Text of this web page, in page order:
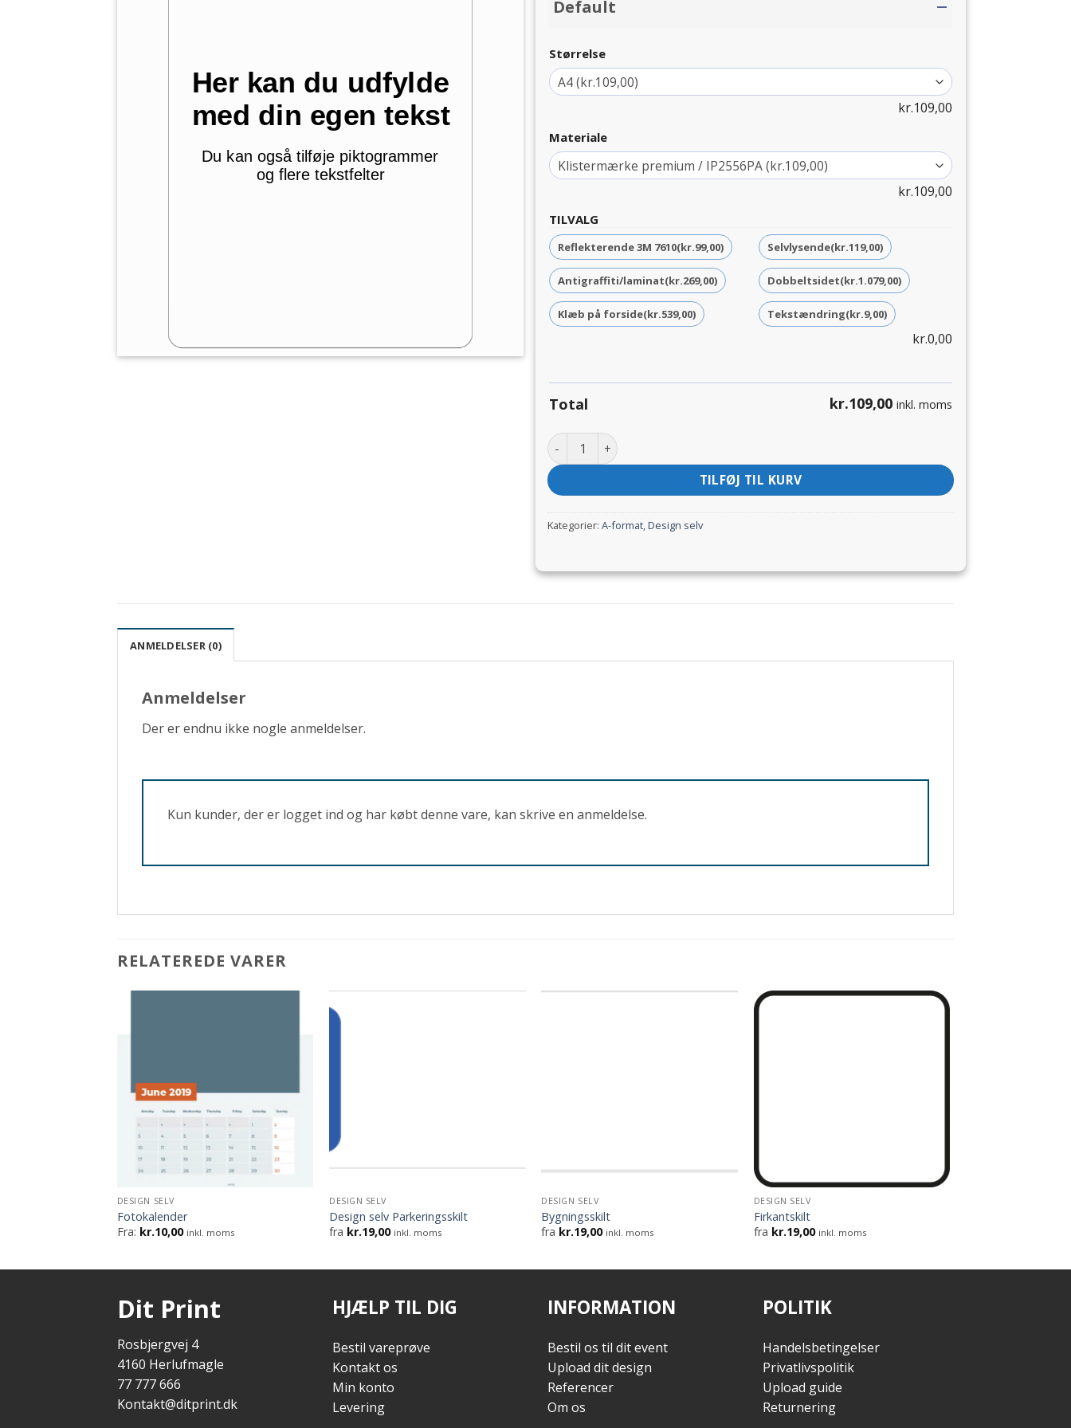
Default
Størrelse
kr.109,00
Materiale
kr.109,00
TILVALG
Reflekterende 3M 7610(kr.99,00) Selvlysende(kr.119,00)
Antigraffiti/laminat(kr.269,00) Dobbeltsidet(kr.1.079,00)
Klæb på forside(kr.539,00) Tekstændring(kr.9,00)
kr.0,00
Total kr.109,00 inkl. moms
A-skilte antal
TILFØJ TIL KURV
Kategorier: A-format,Design selv
ANMELDELSER (0)
Anmeldelser
Der er endnu ikke nogle anmeldelser.
Kun kunder, der er logget ind og har købt denne vare, kan skrive en anmeldelse.
RELATEREDE VARER
DESIGN SELV
Fotokalender
Fra: kr.10,00 inkl. moms
DESIGN SELV
Design selv Parkeringsskilt
fra kr.19,00 inkl. moms
DESIGN SELV
Bygningsskilt
fra kr.19,00 inkl. moms
DESIGN SELV
Firkantskilt
fra kr.19,00 inkl. moms
Dit Print
Rosbjergvej 4
4160 Herlufmagle
77 777 666
Kontakt@ditprint.dk
HJÆLP TIL DIG
Bestil vareprøve
Kontakt os
Min konto
Levering
INFORMATION
Bestil os til dit event
Upload dit design
Referencer
Om os
POLITIK
Handelsbetingelser
Privatlivspolitik
Upload guide
Returnering